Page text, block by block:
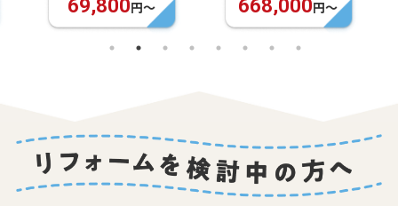
668,000円〜
948,000円〜